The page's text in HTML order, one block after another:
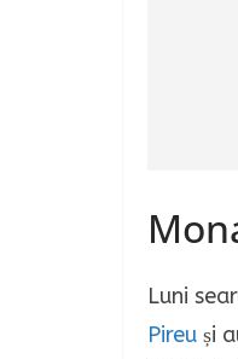
Luni
Pireu și